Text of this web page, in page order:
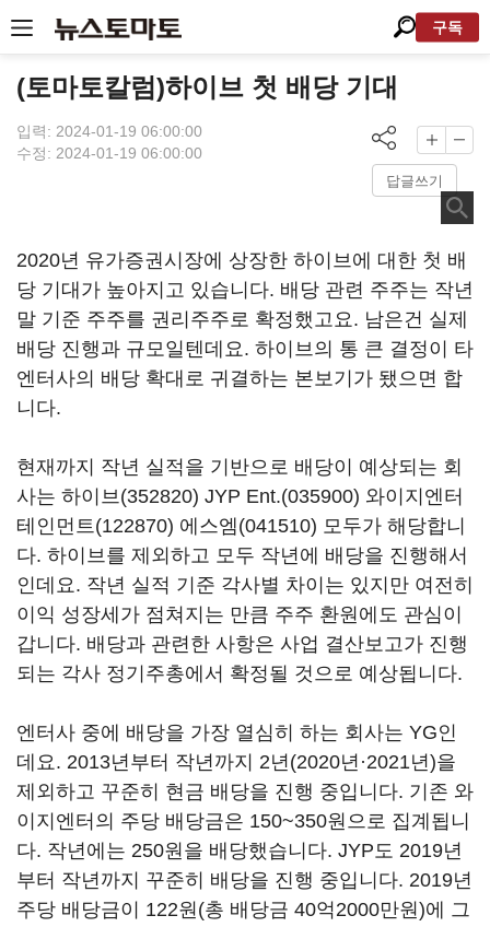
구독
(토마토칼럼)하이브 첫 배당 기대
입력: 2024-01-19 06:00:00
수정: 2024-01-19 06:00:00
답글쓰기
2020년 유가증권시장에 상장한 하이브에 대한 첫 배
당 기대가 높아지고 있습니다. 배당 관련 주주는 작년
말 기준 주주를 권리주주로 확정했고요. 남은건 실제
배당 진행과 규모일텐데요. 하이브의 통 큰 결정이 타
엔터사의 배당 확대로 귀결하는 본보기가 됐으면 합
니다.
현재까지 작년 실적을 기반으로 배당이 예상되는 회
사는 하이브(352820) JYP Ent.(035900) 와이지엔터
테인먼트(122870) 에스엠(041510) 모두가 해당합니
다. 하이브를 제외하고 모두 작년에 배당을 진행해서
인데요. 작년 실적 기준 각사별 차이는 있지만 여전히
이익 성장세가 점쳐지는 만큼 주주 환원에도 관심이
갑니다. 배당과 관련한 사항은 사업 결산보고가 진행
되는 각사 정기주총에서 확정될 것으로 예상됩니다.
엔터사 중에 배당을 가장 열심히 하는 회사는 YG인
데요. 2013년부터 작년까지 2년(2020년·2021년)을
제외하고 꾸준히 현금 배당을 진행 중입니다. 기존 와
이지엔터의 주당 배당금은 150~350원으로 집계됩니
다. 작년에는 250원을 배당했습니다. JYP도 2019년
부터 작년까지 꾸준히 배당을 진행 중입니다. 2019년
주당 배당금이 122원(총 배당금 40억2000만원)에 그